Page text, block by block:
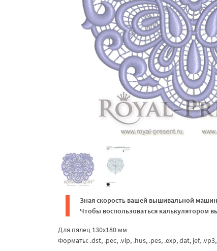
Зная скорость вашей вышивальной
Чтобы воспользоваться калькулятором
Для пялец 130х180 мм
Форматы: .dst, .pec, .vip, .hus, .pes, .exp, dat, jef,